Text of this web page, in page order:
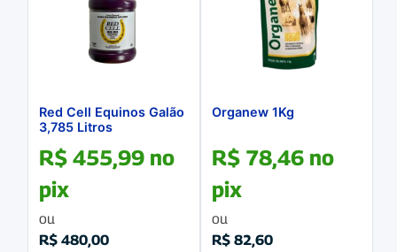
Red Cell Equinos Galão
3,785 Litros
R$ 455,99 no
pix
ou
R$ 480,00
Organew 1Kg
R$ 78,46 no
pix
ou
R$ 82,60